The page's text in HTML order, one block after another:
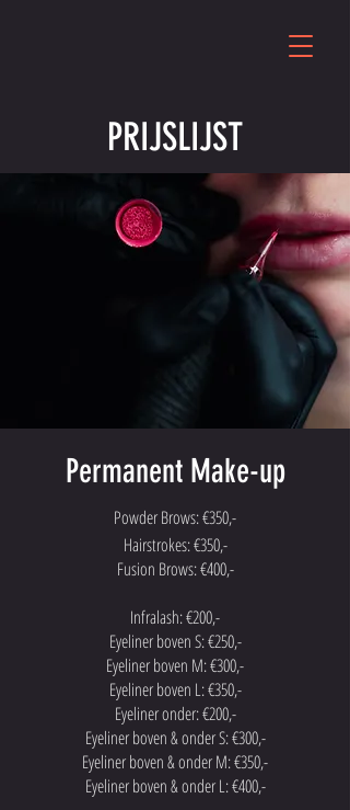
PRIJSLIJST
Permanent Make-up
Powder Brows: €350,-
Hairstrokes: €350,-
Fusion Brows: €400,-
Infralash: €200,-
Eyeliner boven S: €250,-
Eyeliner boven M: €300,-
Eyeliner boven L: €350,-
Eyeliner onder: €200,-
Eyeliner boven & onder S: €300,-
Eyeliner boven & onder M: €350,-
Eyeliner boven & onder L: €400,-